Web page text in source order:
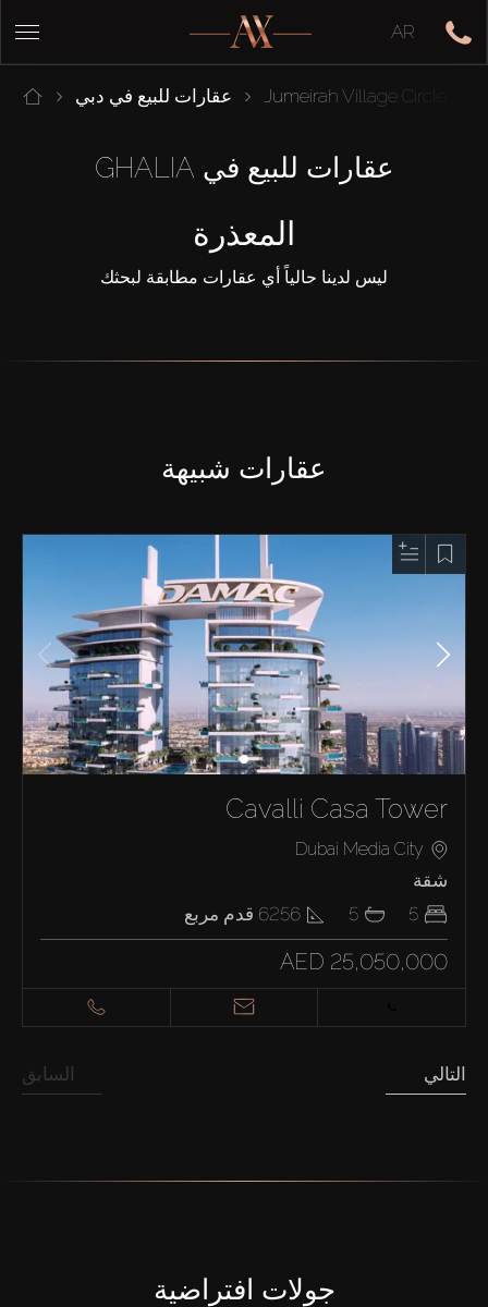
AR
عقارات للبيع في دبي Jumeirah Village Circle
عقارات للبيع في GHALIA
المعذرة
ليس لدينا حالياً أي عقارات مطابقة لبحثك
عقارات شبيهة
Cavalli Casa Tower
Dubai Media City
شقة
5
5
6256 قدم مربع
AED 25,050,000
السابق التالي
جولات افتراضية